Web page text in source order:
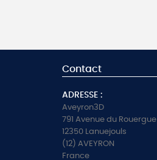
Contact
ADRESSE :
Aveyron3D
791 Avenue du Rouergue
12350 Lanuejouls
(12) AVEYRON
France